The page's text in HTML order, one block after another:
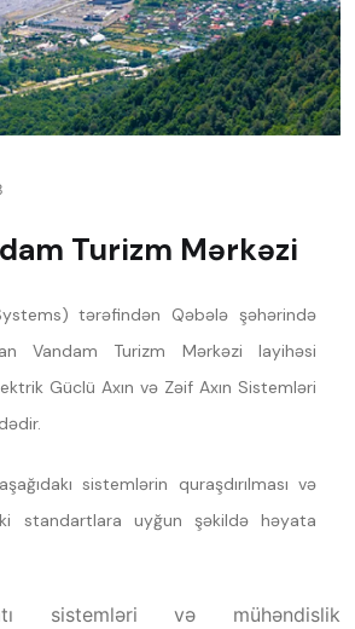
Turizm Mərkəzi
tərəfindən Qəbələ şəhərində
Vandam Turizm Mərkəzi layihəsi
Güclü Axın və Zəif Axın Sistemləri
sistemlərin quraşdırılması və
standartlara uyğun şəkildə həyata
sistemləri və mühəndislik